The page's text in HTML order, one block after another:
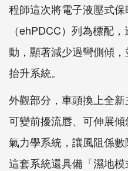
程師這次將電子液壓式
（ehPDCC）列為標配
動，顯著減少過彎側傾
抬升系統。
外觀部分，車頭換上全
可變前擾流唇、可伸展
氣力學系統，讓風阻係
這套系統還具備「濕地